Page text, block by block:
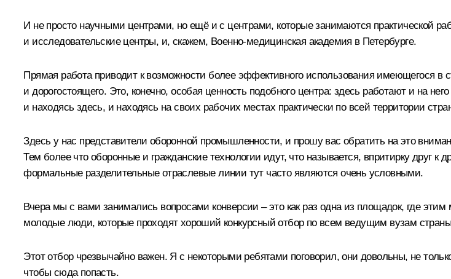
И не просто научными центрами, но ещё и с центрами, которые занимаются практической
и исследовательские центры, и, скажем, Военно-медицинская академия в Петербурге.
Прямая работа приводит к возможности более эффективного использования имеющегося в
и дорогостоящего. Это, конечно, особая ценность подобного центра: здесь работают и на
и находясь здесь, и находясь на своих рабочих местах практически по всей территории
Здесь у нас представители оборонной промышленности, и прошу вас обратить на это
Тем более что оборонные и гражданские технологии идут, что называется, впритирку друг к
формальные разделительные отраслевые линии тут часто являются очень условными.
Вчера мы с вами занимались вопросами конверсии – это как раз одна из площадок, где
молодые люди, которые проходят хороший конкурсный отбор по всем ведущим вузам
Этот отбор чрезвычайно важен. Я с некоторыми ребятами поговорил, они довольны, не
чтобы сюда попасть.